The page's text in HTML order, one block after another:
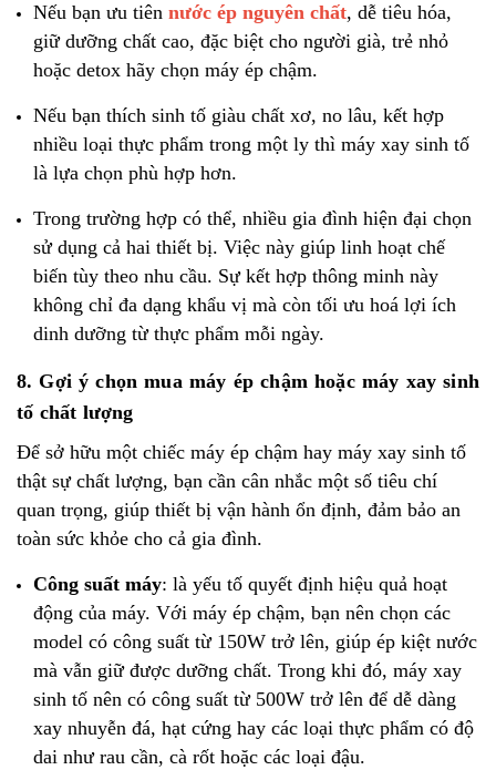
Nếu bạn ưu tiên nước ép nguyên chất, dễ tiêu hóa,
giữ dưỡng chất cao, đặc biệt cho người già, trẻ nhỏ
hoặc detox hãy chọn máy ép chậm.
Nếu bạn thích sinh tố giàu chất xơ, no lâu, kết hợp
nhiều loại thực phẩm trong một ly thì máy xay sinh tố
là lựa chọn phù hợp hơn.
Trong trường hợp có thể, nhiều gia đình hiện đại chọn
sử dụng cả hai thiết bị. Việc này giúp linh hoạt chế
biến tùy theo nhu cầu. Sự kết hợp thông minh này
không chỉ đa dạng khẩu vị mà còn tối ưu hoá lợi ích
dinh dưỡng từ thực phẩm mỗi ngày.
8. Gợi ý chọn mua máy ép chậm hoặc máy xay sinh
tố chất lượng
Để sở hữu một chiếc máy ép chậm hay máy xay sinh tố
thật sự chất lượng, bạn cần cân nhắc một số tiêu chí
quan trọng, giúp thiết bị vận hành ổn định, đảm bảo an
toàn sức khỏe cho cả gia đình.
Công suất máy: là yếu tố quyết định hiệu quả hoạt
động của máy. Với máy ép chậm, bạn nên chọn các
model có công suất từ 150W trở lên, giúp ép kiệt nước
mà vẫn giữ được dưỡng chất. Trong khi đó, máy xay
sinh tố nên có công suất từ 500W trở lên để dễ dàng
xay nhuyễn đá, hạt cứng hay các loại thực phẩm có độ
dai như rau cần, cà rốt hoặc các loại đậu.